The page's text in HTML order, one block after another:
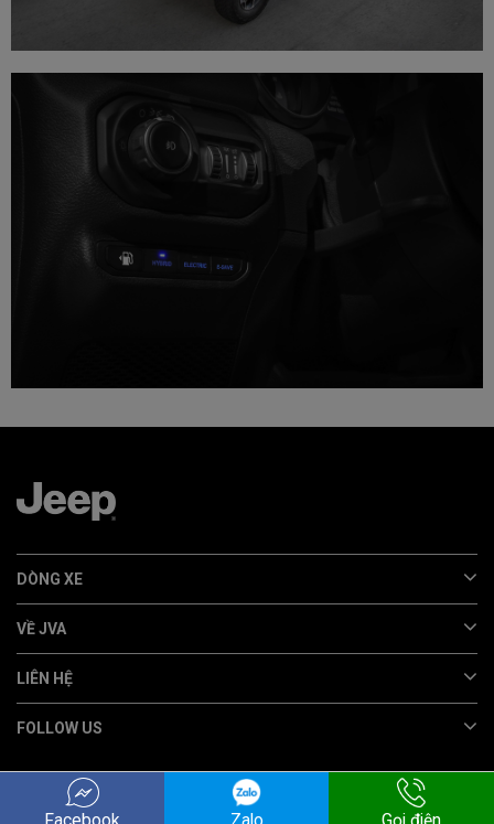
DÒNG XE
VỀ JVA
LIÊN HỆ
FOLLOW US